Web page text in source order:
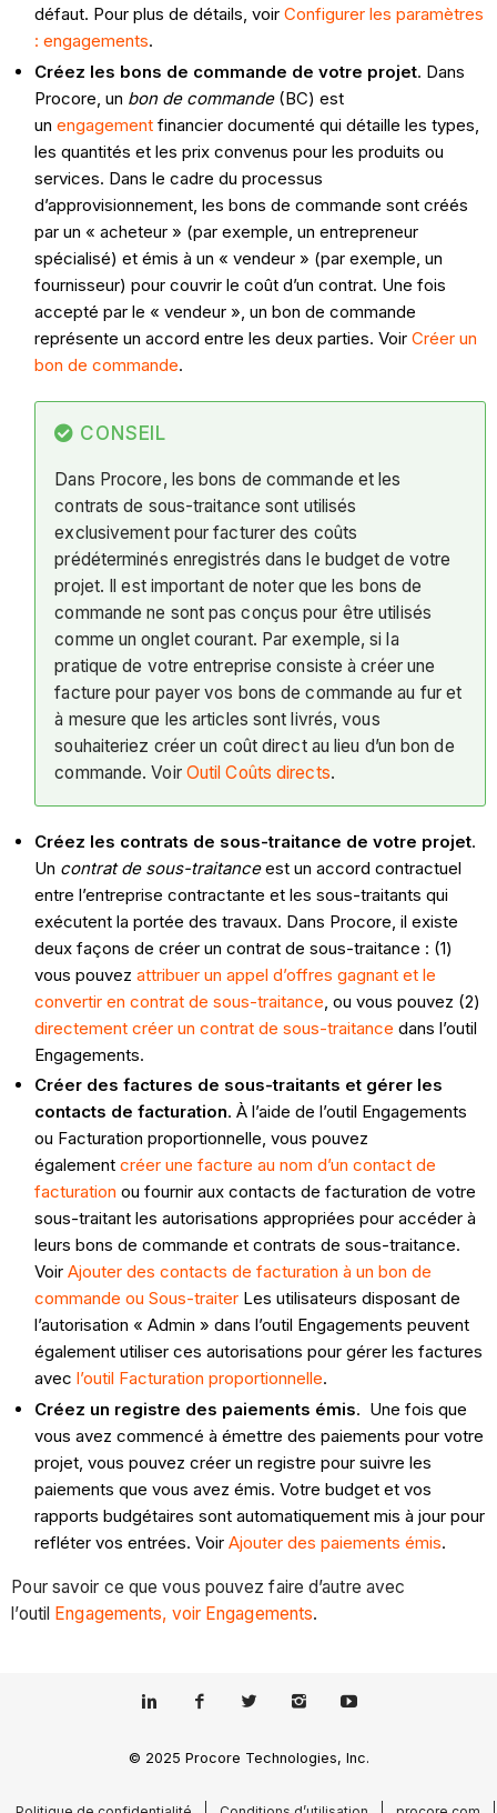
défaut. Pour plus de détails, voirConfigurer les paramètres
: engagements.
Créez les bons de commande de votre projet. Dans
Procore, un bon de commande(BC) est
unengagement financier documenté qui détaille les types,
les quantités et les prix convenus pour les produits ou
services. Dans le cadre du processus
d’approvisionnement, les bons de commande sont créés
par un « acheteur » (par exemple, un entrepreneur
spécialisé) et émis à un « vendeur » (par exemple, un
fournisseur) pour couvrir le coût d’un contrat. Une fois
accepté par le « vendeur », un bon de commande
représente un accord entre les deux parties. VoirCréer un
bon de commande.
CONSEIL
Dans Procore, les bons de commande et les
contrats de sous-traitance sont utilisés
exclusivement pour facturer des coûts
prédéterminés enregistrés dans le budget de votre
projet. Il est important de noter que les bons de
commande ne sont pas conçus pour être utilisés
comme un onglet courant. Par exemple, si la
pratique de votre entreprise consiste à créer une
facture pour payer vos bons de commande au fur et
à mesure que les articles sont livrés, vous
souhaiteriez créer un coût direct au lieu d’un bon de
commande. Voir Outil Coûts directs.
Créez les contrats de sous-traitance de votre projet.
Un contrat de sous-traitanceest un accord contractuel
entre l’entreprise contractante et les sous-traitants qui
exécutent la portée des travaux. Dans Procore, il existe
deux façons de créer un contrat de sous-traitance : (1)
vous pouvezattribuer un appel d’offres gagnant et le
convertir en contrat de sous-traitance , ou vous pouvez (2)
directement créer un contrat de sous-traitance dans l’outil
Engagements.
Créer des factures de sous-traitants et gérer les
contacts de facturation. À l’aide de l’outil Engagements
ou Facturation proportionnelle, vous pouvez
égalementcréer une facture au nom d’un contact de
facturation ou fournir aux contacts de facturation de votre
sous-traitant les autorisations appropriées pour accéder à
leurs bons de commande et contrats de sous-traitance.
VoirAjouter des contacts de facturation à un bon de
commande ouSous-traiter Les utilisateurs disposant de
l’autorisation « Admin » dans l’outil Engagements peuvent
également utiliser ces autorisations pour gérer les factures
avecl’outil Facturation proportionnelle.
Créez un registre des paiements émis. Une fois que
vous avez commencé à émettre des paiements pour votre
projet, vous pouvez créer un registre pour suivre les
paiements que vous avez émis. Votre budget et vos
rapports budgétaires sont automatiquement mis à jour pour
refléter vos entrées. VoirAjouter des paiements émis.
Pour savoir ce que vous pouvez faire d’autre avec
l’outil Engagements, voir Engagements.
© 2025 Procore Technologies, Inc.